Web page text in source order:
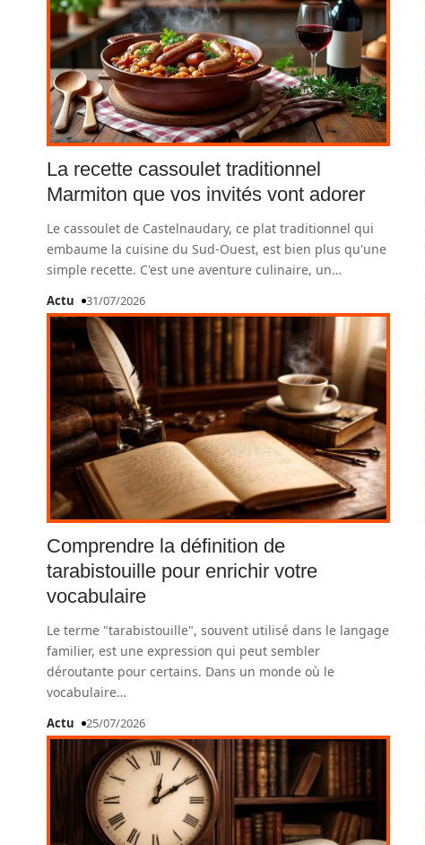
La recette cassoulet traditionnel
Marmiton que vos invités vont adorer
Le cassoulet de Castelnaudary, ce plat traditionnel qui
embaume la cuisine du Sud-Ouest, est bien plus qu'une
simple recette. C'est une aventure culinaire, un…
Actu 31/07/2026
Comprendre la définition de
tarabistouille pour enrichir votre
vocabulaire
Le terme "tarabistouille", souvent utilisé dans le langage
familier, est une expression qui peut sembler
déroutante pour certains. Dans un monde où le
vocabulaire…
Actu 25/07/2026